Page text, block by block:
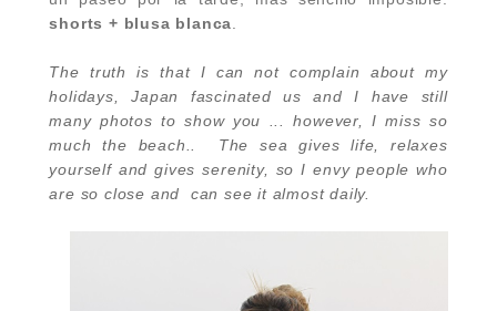
shorts + blusa blanca
The truth is that I can not complain about my
holidays, Japan fascinated us and I have still
many photos to show you ... however, I miss so
much the beach.. The sea gives life, relaxes
yourself and gives serenity, so I envy people who
are so close and can see it almost daily.